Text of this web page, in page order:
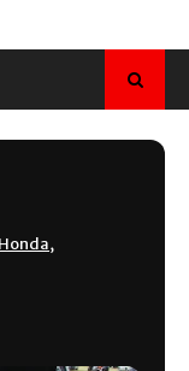
Honda,